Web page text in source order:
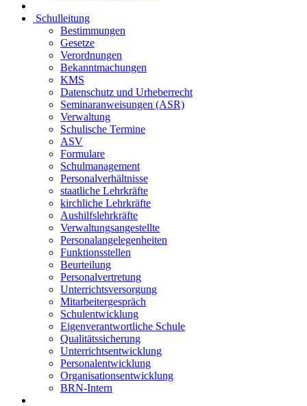
Schulleitung
Bestimmungen
Gesetze
Verordnungen
Bekanntmachungen
KMS
Datenschutz und Urheberrecht
Seminaranweisungen (ASR)
Verwaltung
Schulische Termine
ASV
Formulare
Schulmanagement
Personalverhältnisse
staatliche Lehrkräfte
kirchliche Lehrkräfte
Aushilfslehrkräfte
Verwaltungsangestellte
Personalangelegenheiten
Funktionsstellen
Beurteilung
Personalvertretung
Unterrichtsversorgung
Mitarbeitergespräch
Schulentwicklung
Eigenverantwortliche Schule
Qualitätssicherung
Unterrichtsentwicklung
Personalentwicklung
Organisationsentwicklung
BRN-Intern